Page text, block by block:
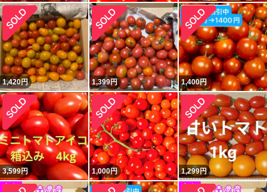
1,420円 1,399円 1,400円
3,599円 1,000円 1,299円